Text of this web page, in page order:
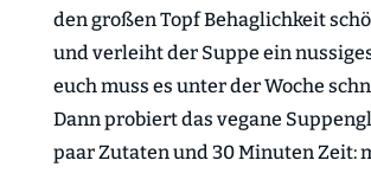
den großen Topf Behaglichkeit
und verleiht der Suppe ein
euch muss es unter der Woche
Dann probiert das vegane
paar Zutaten und 30 Minuten Zeit: